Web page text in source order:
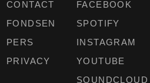
CONTACT
FONDSEN
PERS
PRIVACY
FACEBOOK
SPOTIFY
INSTAGRAM
YOUTUBE
SOUNDCLOUD